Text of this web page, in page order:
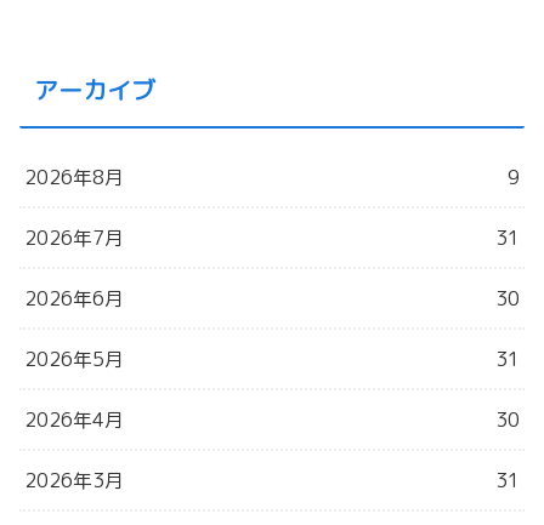
アーカイブ
2026年8月 9
2026年7月 31
2026年6月 30
2026年5月 31
2026年4月 30
2026年3月 31